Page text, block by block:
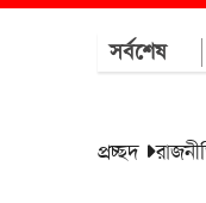
সর্বশেষ
প্রচ্ছদ